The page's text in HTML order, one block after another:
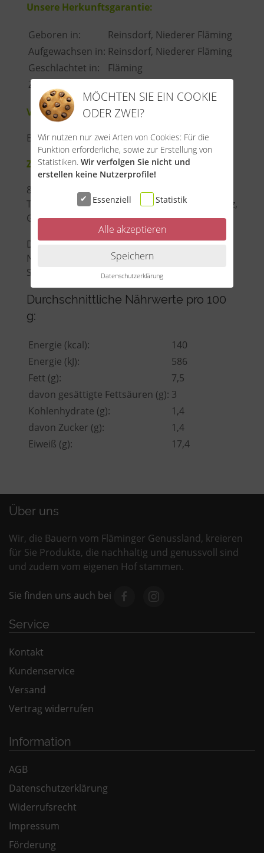
Unsere Herkunftsgarantie:
Geboren in:
Reinsdorf, Niederer Fläming
Aufgewachsen in: Reinsdorf, Niederer Fläming
Geschlachtet in:
Fläming
Zerlegt in:
Verwendung:
Brotzeit
Zutaten:
81 % Schweinefleisch vom Mangalitza,
Trinkwasser, 7 % Schweineschwarten, Meersalz,
Gewürze,Senf, Konservierstoff: Natriumnitrit
Diese Werte sind Richtwerte. Da es sich um
Naturprodukte handelt, können
Schwankungen entstehen.
Durchschnittliche Nährwerte pro 100
g:
Energie (kcal):
140
Energie (kJ):
586
Fett (g):
7,5
davon gesättigte Fettsäuren (g): 3
Kohlenhydrate (g):
1,4
davon Zucker (g):
1,4
Eiweiß (g):
17,4
Über uns
Wir, die Bauern vom Fläminger Genussland, kreieren
für Sie Produkte, die nachhaltig und genussvoll sind
und zudem vom eigenen Hof stammen.
Sie finden uns auch bei
Service
Kontakt
Kundenservice
Versand
Vertrag widerrufen
Information
AGB
Datenschutzerklärung
Widerrufsrecht
Impressum
Förderung
MÖCHTEN SIE EIN COOKIE
ODER ZWEI?
Wir nutzen nur zwei Arten von Cookies: Für die
Funktion erforderliche, sowie zur Erstellung von
Statistiken. Wir verfolgen Sie nicht und
erstellen keine Nutzerprofile!
Essenziell Statistik
Alle akzeptieren
Speichern
Datenschutzerklärung